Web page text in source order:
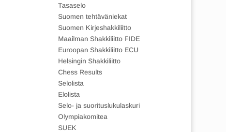
Tasaselo
Suomen tehtäväniekat
Suomen Kirjeshakkiliitto
Maailman Shakkiliitto FIDE
Euroopan Shakkiliitto ECU
Helsingin Shakkiliitto
Chess Results
Selolista
Elolista
Selo- ja suorituslukulaskuri
Olympiakomitea
SUEK